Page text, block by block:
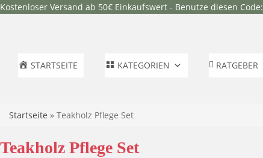
Kostenloser Versand ab 50€ Einkaufswert - Benutze diesen Code:
STARTSEITE KATEGORIEN RATGEBER
Startseite » Teakholz Pflege Set
Teakholz Pflege Set